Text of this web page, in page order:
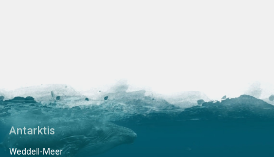
Antarktis
Weddell-Meer